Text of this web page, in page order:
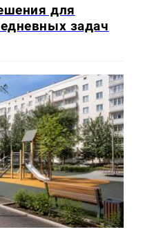
для
задач